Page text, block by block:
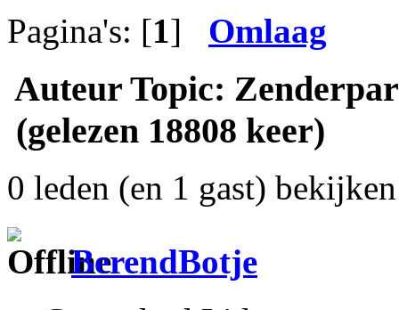
Pagina's: [1] Omlaag
Auteur Topic:
(gelezen 18808 keer)
0 leden (en 1 gast)
BerendBotje